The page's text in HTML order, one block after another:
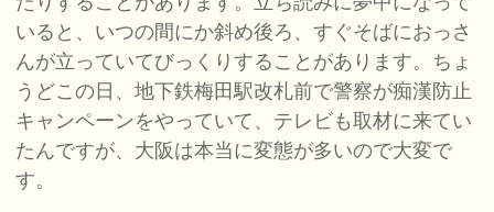
いると、いつの間にか斜め後ろ、すぐそばにおっさ
んが立っていてびっくりすることがあります。ちょ
うどこの日、地下鉄梅田駅改札前で警察が痴漢防止
キャンペーンをやっていて、テレビも取材に来てい
たんですが、大阪は本当に変態が多いので大変で
す。